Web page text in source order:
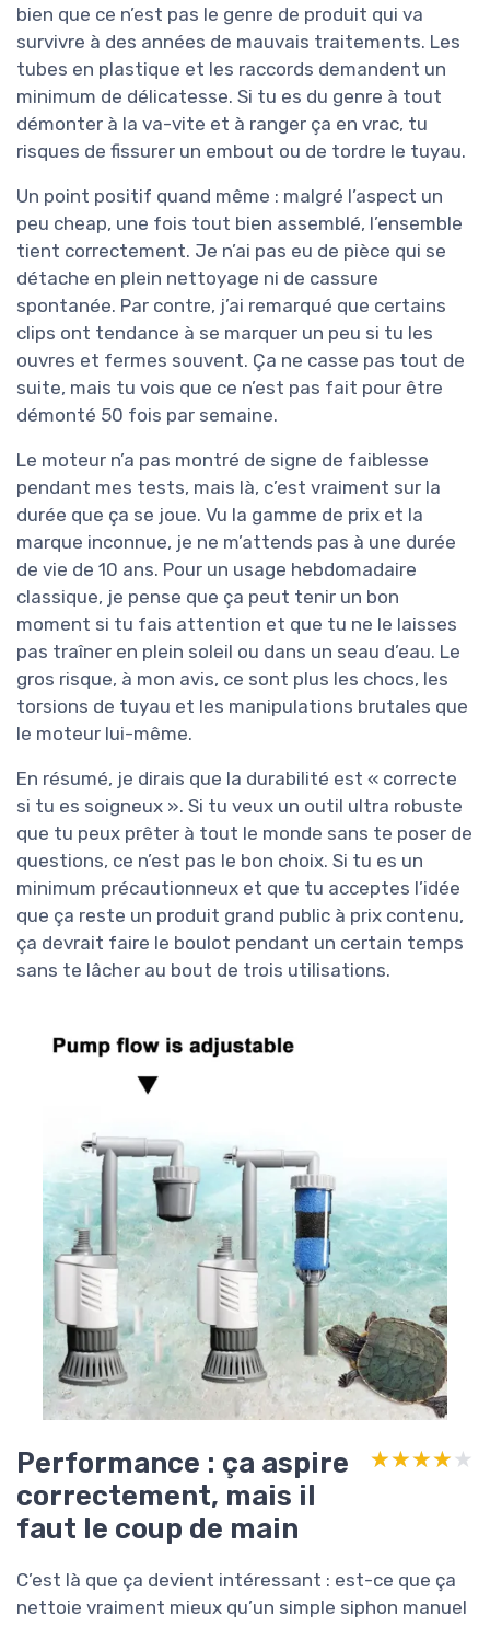
bien que ce n’est pas le genre de produit qui va
survivre à des années de mauvais traitements. Les
tubes en plastique et les raccords demandent un
minimum de délicatesse. Si tu es du genre à tout
démonter à la va-vite et à ranger ça en vrac, tu
risques de fissurer un embout ou de tordre le tuyau.
Un point positif quand même : malgré l’aspect un
peu cheap, une fois tout bien assemblé, l’ensemble
tient correctement. Je n’ai pas eu de pièce qui se
détache en plein nettoyage ni de cassure
spontanée. Par contre, j’ai remarqué que certains
clips ont tendance à se marquer un peu si tu les
ouvres et fermes souvent. Ça ne casse pas tout de
suite, mais tu vois que ce n’est pas fait pour être
démonté 50 fois par semaine.
Le moteur n’a pas montré de signe de faiblesse
pendant mes tests, mais là, c’est vraiment sur la
durée que ça se joue. Vu la gamme de prix et la
marque inconnue, je ne m’attends pas à une durée
de vie de 10 ans. Pour un usage hebdomadaire
classique, je pense que ça peut tenir un bon
moment si tu fais attention et que tu ne le laisses
pas traîner en plein soleil ou dans un seau d’eau. Le
gros risque, à mon avis, ce sont plus les chocs, les
torsions de tuyau et les manipulations brutales que
le moteur lui-même.
En résumé, je dirais que la durabilité est « correcte
si tu es soigneux ». Si tu veux un outil ultra robuste
que tu peux prêter à tout le monde sans te poser de
questions, ce n’est pas le bon choix. Si tu es un
minimum précautionneux et que tu acceptes l’idée
que ça reste un produit grand public à prix contenu,
ça devrait faire le boulot pendant un certain temps
sans te lâcher au bout de trois utilisations.
Performance : ça aspire
correctement, mais il
faut le coup de main
★★★★★
★★★★★
C’est là que ça devient intéressant : est-ce que ça
nettoie vraiment mieux qu’un simple siphon manuel